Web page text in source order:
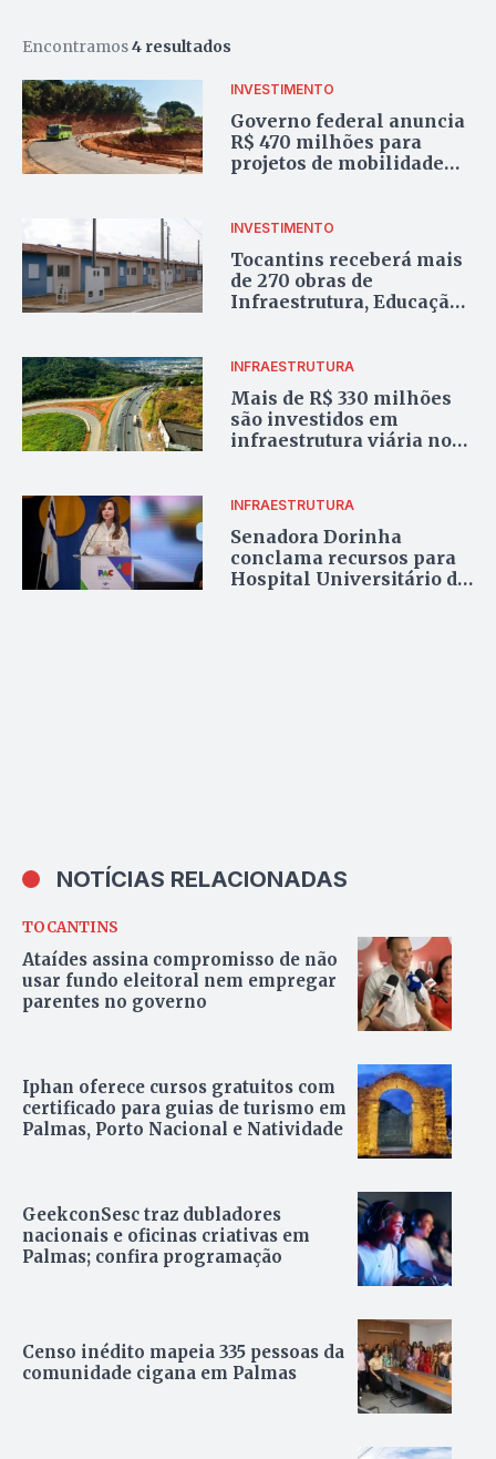
Encontramos4 resultados
INVESTIMENTO
Governo federal anuncia
R$ 470 milhões para
projetos de mobilidade
INVESTIMENTO
Tocantins receberá mais
de 270 obras de
Infraestrutura, Educação
INFRAESTRUTURA
Mais de R$ 330 milhões
são investidos em
infraestrutura viária no
INFRAESTRUTURA
Senadora Dorinha
conclama recursos para
Hospital Universitário de
NOTÍCIAS RELACIONADAS
TOCANTINS
Ataídes assina compromisso de não
usar fundo eleitoral nem empregar
parentes no governo
Iphan oferece cursos gratuitos com
certificado para guias de turismo em
Palmas, Porto Nacional e Natividade
GeekconSesc traz dubladores
nacionais e oficinas criativas em
Palmas; confira programação
Censo inédito mapeia 335 pessoas da
comunidade cigana em Palmas